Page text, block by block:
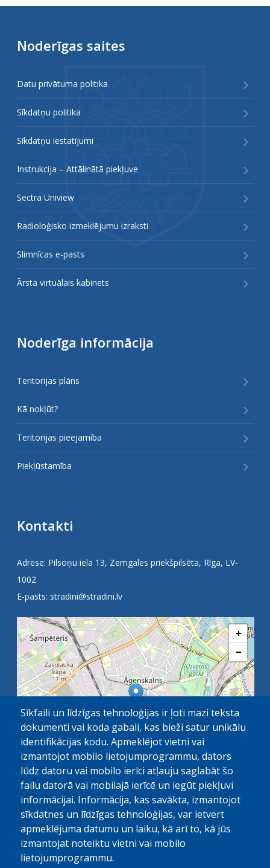
Noderīgas saites
Datu privātuma politika
Sīkdatņu politika
Sīkdatņu iestatījumi
Instrukcija – Attālinātā piekļuve
Sectra Uniview
Radioloģisko izmeklējumu izraksti
Slimnīcas e-pasts
Ārsta virtuālais kabinets
Noderīga informācija
Teritorijas plāns
Kā nokļūt?
Teritorijas pieejamība
Piekļūstamība
Kontakti
Adrese: Pilsoņu iela 13, Zemgales priekšpilsēta, Rīga, LV-
1002
E-pasts: stradini@stradini.lv
+
−
1 km OpenStreetMap contributors
Sīkfaili un līdzīgas tehnoloģijas ir ļoti mazi teksta
dokumenti vai koda gabali, kas bieži satur unikālu
identifikācijas kodu. Apmeklējot vietni vai
izmantojot mobilo lietojumprogrammu, dators
lūdz datoru vai mobilo ierīci atļauju saglabāt šo
failu datorā vai mobilajā ierīcē un iegūt piekļuvi
informācijai. Informācija, kas savākta, izmantojot
sīkdatnes un līdzīgas tehnoloģijas, var ietvert
apmeklējuma datumu un laiku, kā arī to, kā jūs
izmantojat noteiktu vietni vai mobilo
lietojumprogrammu.